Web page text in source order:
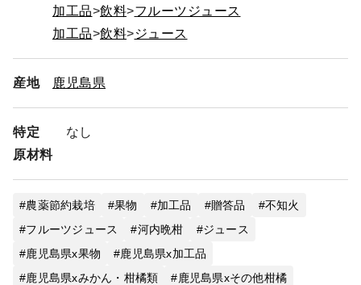
加工品
飲料
フルーツジュース
加工品
飲料 ジュース
産地 鹿児島県
特定
原材料
なし
農薬節約栽培 果物 加工品 贈答品
不知火
フルーツジュース
河内晩柑
ジュース
鹿児島県x果物
鹿児島県x加工品
鹿児島県xみかん・柑橘類
鹿児島県xその他柑橘